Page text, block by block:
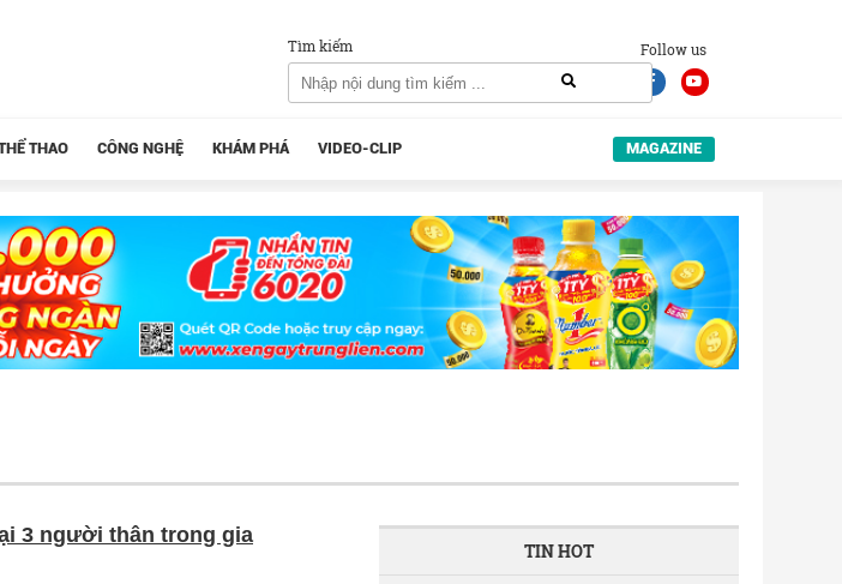
Follow us
Tìm kiếm
THAO CÔNG NGHỆ KHÁM PHÁ VIDEO-CLIP MAGAZINE
3 người thân trong gia
TIN HOT